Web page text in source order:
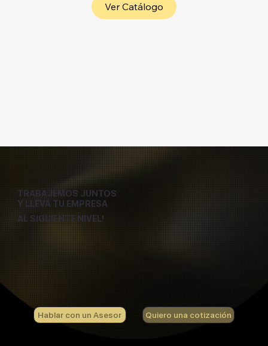
Y LLEVÁ TU EMPRESA
AL SIGUIENTE NIVEL!
TRABAJEMOS JUNTOS
Hablar con un Asesor Quiero una cotización